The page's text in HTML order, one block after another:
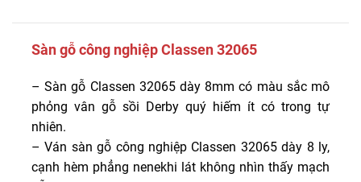
Sàn gỗ công nghiệp Classen 32065
– Sàn gỗ Classen 32065 dày 8mm có màu sắc mô
phỏng vân gỗ sồi Derby quý hiếm ít có trong tự
nhiên.
– Ván sàn gỗ công nghiệp Classen 32065 dày 8 ly,
cạnh hèm phẳng nenekhi lát không nhìn thấy mạch